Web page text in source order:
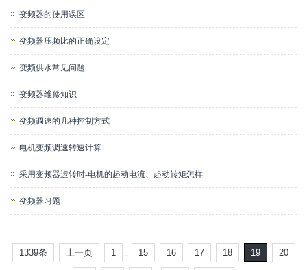
变频器的使用误区
变频器压频比的正确设定
变频供水常见问题
变频器维修知识
变频调速的几种控制方式
电机变频调速转速计算
采用变频器运转时-电机的起动电流、起动转矩怎样
变频器习题
1339条 上一页 1 .. 15 16 17 18 19 20